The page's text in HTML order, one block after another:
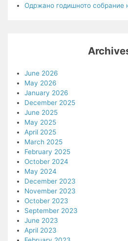
Одржано годишното собрание
June 2026
May 2026
January 2026
December 2025
June 2025
May 2025
April 2025
March 2025
February 2025
October 2024
May 2024
December 2023
November 2023
October 2023
September 2023
June 2023
April 2023